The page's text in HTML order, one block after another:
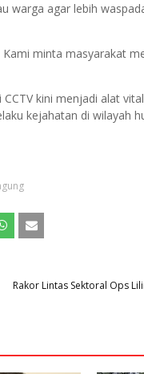
warga agar lebih
minta masyarakat
kini menjadi alat
kejahatan di wilayah
Rakor Lintas Sektoral Ops